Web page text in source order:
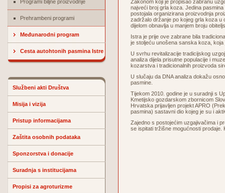
Programi biljne proizvodnje
Prehrambeni programi
Međunarodni program
Cesta autohtonih pasmina Istre
Službeni akti Društva
Misija i vizija
Pristup informacijama
Zaštita osobnih podataka
Sponzorstva i donacije
Suradnja s institucijama
Propisi za agroturizme
Zakonom koji je propisao zabranu
najveći broj grla koza. Jedina
postojala organizirana proizvodnja
zadržalo držanje po kojeg grla koza u
dijelom obnavlja u manjem broju
Istra je prije ove zabrane bila
je stoljeću unošena sanska koza,
U svrhu revitalizacije tradicijskog
analiza dijela prisutne populacije i
kozarstva i tradicionalnih proizvoda
U slučaju da DNA analiza dokažu
pasmine.
Tijekom 2010. godine je u suradnji s
Kmetijsko gozdarskom zbornicom
Hrvatska prijavljen projekt APRO
pasmina) sastavni dio kojeg je su i
Zajedno s postojećim uzgajivačima i
se ispitati tržišne mogućnosti prodaje.